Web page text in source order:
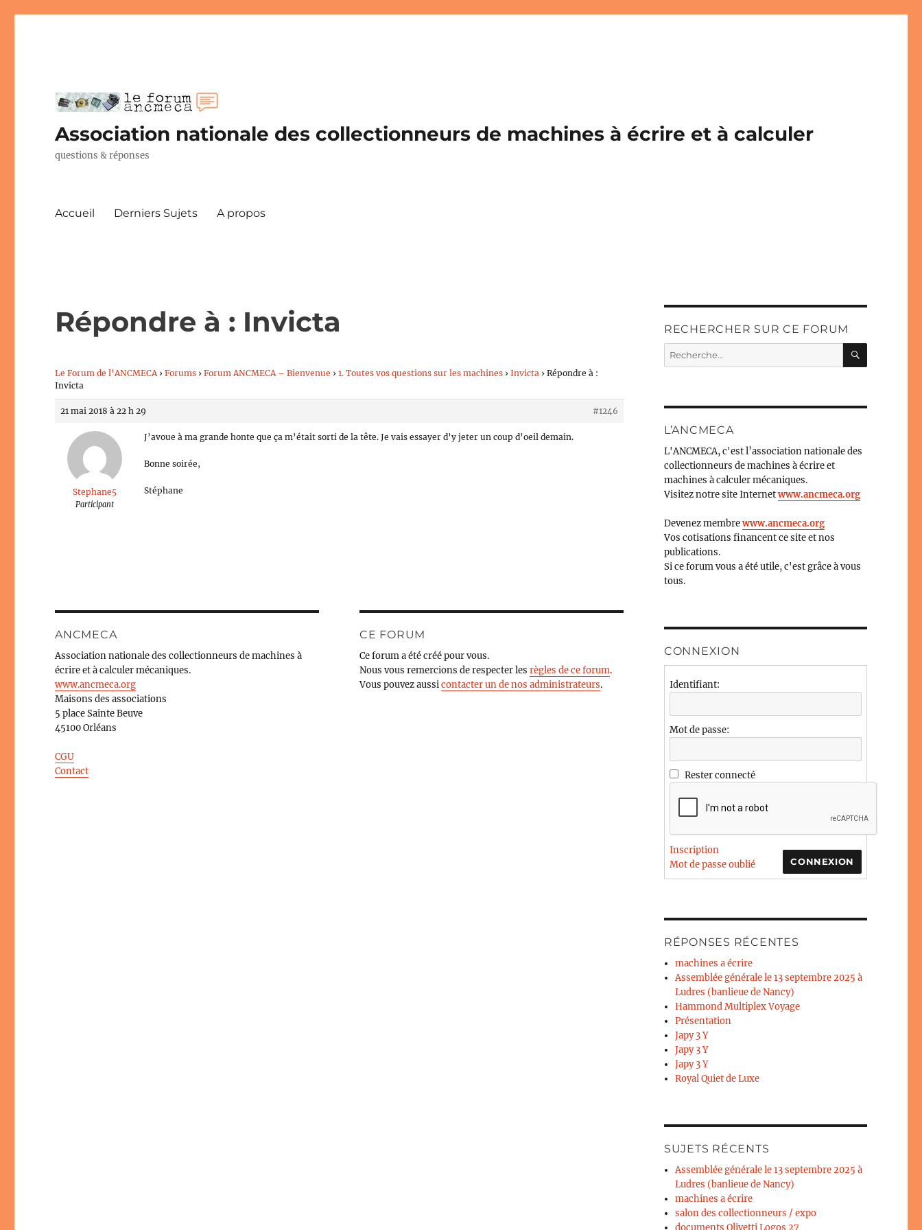
Association nationale des collectionneurs de machines à écrire et à calculer
questions & réponses
Accueil Derniers Sujets A propos
Répondre à : Invicta
Le Forum de l’ANCMECA › Forums › Forum ANCMECA – Bienvenue › 1. Toutes vos questions sur les machines › Invicta › Répondre à :
Invicta
21 mai 2018 à 22 h 29 #1246
Stephane5
Participant
J’avoue à ma grande honte que ça m’était sorti de la tête. Je vais essayer d’y jeter un coup d’oeil demain.
Bonne soirée,
Stéphane
ANCMECA
Association nationale des collectionneurs de machines à
écrire et à calculer mécaniques.
www.ancmeca.org
Maisons des associations
5 place Sainte Beuve
45100 Orléans
CGU
Contact
CE FORUM
Ce forum a été créé pour vous.
Nous vous remercions de respecter lesrègles de ce forum.
Vous pouvez aussicontacter un de nos administrateurs.
RECHERCHER SUR CE FORUM
Recherche
pour :
L’ANCMECA
L'ANCMECA, c'est l’association nationale des
collectionneurs de machines à écrire et
machines à calculer mécaniques.
Visitez notre site Internetwww.ancmeca.org
Devenez membrewww.ancmeca.org
Vos cotisations financent ce site et nos
publications.
Si ce forum vous a été utile, c'est grâce à vous
tous.
CONNEXION
Identifiant:
Mot de passe:
Rester connecté
CONNEXION
Inscription
Mot de passe oublié
RÉPONSES RÉCENTES
machines a écrire
Assemblée générale le 13 septembre 2025 à
Ludres (banlieue de Nancy)
Hammond Multiplex Voyage
Présentation
Japy 3 Y
Japy 3 Y
Japy 3 Y
Royal Quiet de Luxe
SUJETS RÉCENTS
Assemblée générale le 13 septembre 2025 à
Ludres (banlieue de Nancy)
machines a écrire
salon des collectionneurs / expo
documents Olivetti Logos 27